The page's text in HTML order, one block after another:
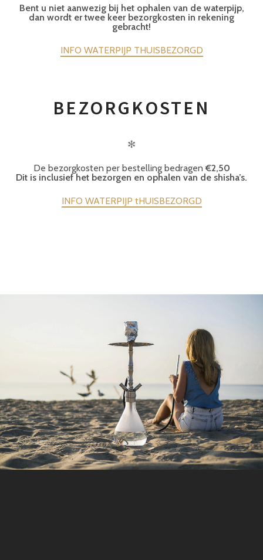
Bent u niet aanwezig bij het ophalen van de waterpijp,
dan wordt er twee keer bezorgkosten in rekening
gebracht!
INFO WATERPIJP THUISBEZORGD
BEZORGKOSTEN
✻
De bezorgkosten per bestelling bedragen€2,50
Dit is inclusief het bezorgen en ophalen van de shisha’s.
INFO WATERPIJP tHUISBEZORGD